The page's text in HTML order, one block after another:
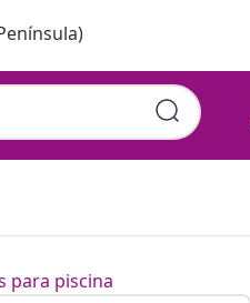
para piscina